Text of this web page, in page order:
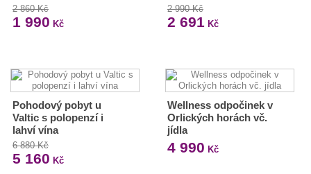
2 860 Kč
1 990 Kč
2 990 Kč
2 691 Kč
Pohodový pobyt u
Valtic s polopenzí i
lahví vína
6 880 Kč
5 160 Kč
Wellness odpočinek v
Orlických horách vč.
jídla
4 990 Kč